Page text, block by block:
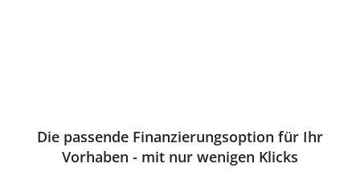
Die passende Finanzierungsoption für Ihr
Vorhaben - mit nur wenigen Klicks